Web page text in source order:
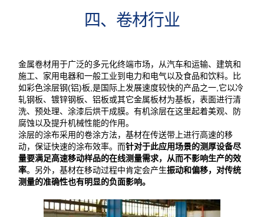
四、卷材行业
金属卷材用于广泛的多元化终端市场，从汽车和运输、建筑和
施工、家用电器和一般工业到电力和电气以及食品和饮料。比
如彩色涂层钢(铝)板,是国际上发展速度较快的产品之一,它以冷
轧钢板、镀锌钢板、铝板或其它金属板材为基板，表面进行清
洗、预处理、涂漆后烘干成膜。有机涂层在这里起着美观、防
腐蚀以及提升机械性能的作用。
涂层的涂布采用的卷涂方法，基材在传送带上进行高速的移
动，保证快速的涂布效率。而针对于此应用场景的测厚设备尽
量要满足高速移动样品的在线测量需求，从而不影响生产的效
率。另外，基材在移动过程中肯定会产生振动和偏移，对传统
测量的准确性也有明显的负面影响。